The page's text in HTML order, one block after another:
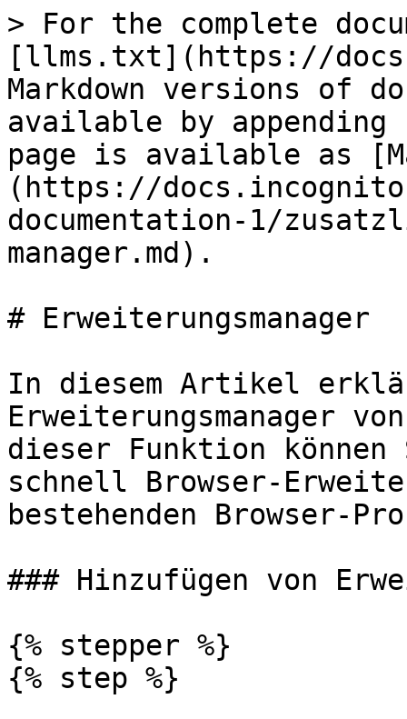
> For the complete
[llms.txt](https://
Markdown versions of
available by
page is available as
(https://
documentation-1/
manager.md).
# Erweiterungsmanager
In diesem Artikel
Erweiterungsmanager
dieser Funktion
schnell Browser-
bestehenden
### Hinzufügen von
{% stepper %}
{% step %}